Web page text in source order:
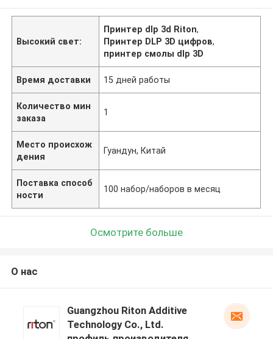
Высокий свет:
Принтер dlp 3d Riton,
Принтер DLP 3D цифров,
принтер смолы dlp 3D
Время доставки 15 дней работы
Количество мин
заказа
1
Место происхож
дения
Гуандун, Китай
Поставка способ
ности
100 набор/наборов в месяц
Осмотрите больше
О нас
Guangzhou Riton Additive
Technology Co., Ltd.